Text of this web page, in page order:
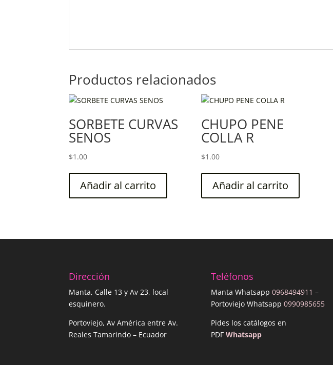
Productos relacionados
SORBETE CURVAS
SENOS
$1.00
Añadir al carrito
CHUPO PENE
COLLA R
$1.00
Añadir al carrito
Dirección
Manta, Calle 13 y Av 23, local
esquinero.
Portoviejo, Av América entre Av.
Reales Tamarindo – Ecuador
Teléfonos
Manta Whatsapp0968494911 –
Portoviejo Whatsapp0990985655
Pides los catálogos en
PDFWhatsapp